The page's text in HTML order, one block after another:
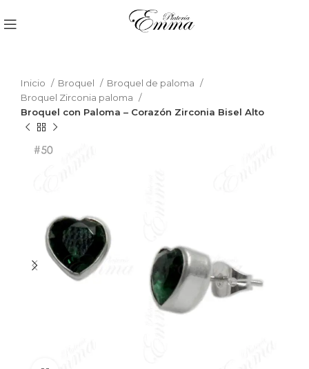
Inicio Broquel
Broquel de paloma
Broquel Zirconia paloma
Broquel con Paloma – Corazón Zirconia Bisel Alto